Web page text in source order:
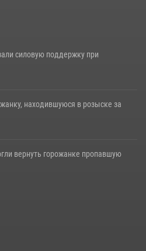
силовую поддержку при
находившуюся в розыске за
вернуть горожанке пропавшую